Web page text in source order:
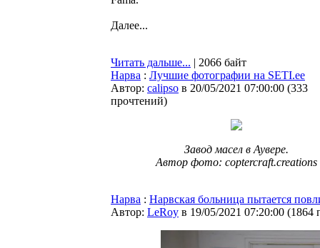
Далее...
Читать дальше... | 2066 байт
Нарва : Лучшие фотографии на SETI.ee
Автор: calipso в 20/05/2021 07:00:00 (333
прочтений)
Завод масел в Аувере.
Автор фото: coptercraft.creations
Нарва : Нарвская больница пытается
Автор: LeRoy в 19/05/2021 07:20:00 (1864